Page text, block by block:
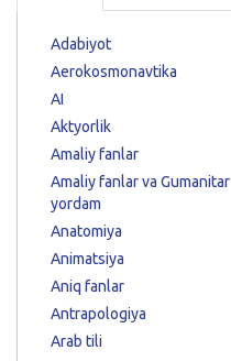
Adabiyot
Aerokosmonavtika
AI
Aktyorlik
Amaliy fanlar
Amaliy fanlar va Gumanitar
yordam
Anatomiya
Animatsiya
Aniq fanlar
Antrapologiya
Arab tili